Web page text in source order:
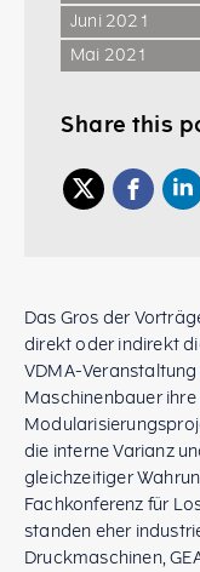
Juni 2021
Mai 2021
Share this
Das Gros der
direkt oder indirekt
VDMA-
Maschinenbauer
die interne Varianz
gleichzeitiger
Fachkonferenz für
standen eher
Druckmaschinen,